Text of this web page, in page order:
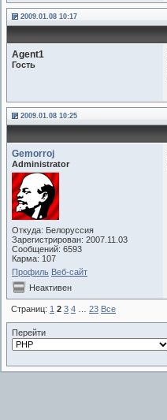
2009.01.08 10:17
Agent1
Гость
2009.01.08 10:25
Gemorroj
Administrator
Откуда: Белоруссия
Зарегистрирован: 2007.11.03
Сообщений: 6593
Карма: 107
Профиль Веб-сайт
Неактивен
Страниц: 1 2 3 4 23 Все
Перейти